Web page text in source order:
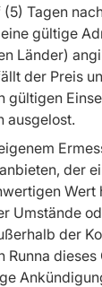
Tagen
gültige
Länder)
der Preis
gültigen
ausgelost.
der
Wert
Umstände
der
Runna